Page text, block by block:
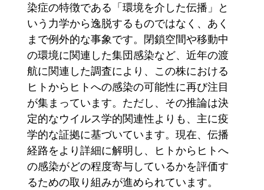
染症の特徴である「環境を介した伝播」と
いう力学から逸脱するものではなく、あく
まで例外的な事象です。閉鎖空間や移動中
の環境に関連した集団感染など、近年の渡
航に関連した調査により、この株における
ヒトからヒトへの感染の可能性に再び注目
が集まっています。ただし、その推論は決
定的なウイルス学的関連性よりも、主に疫
学的な証拠に基づいています。現在、伝播
経路をより詳細に解明し、ヒトからヒトへ
の感染がどの程度寄与しているかを評価す
るための取り組みが進められています。